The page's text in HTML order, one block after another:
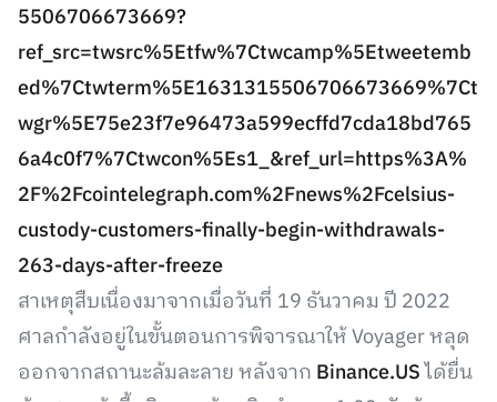
5506706673669?
ref_src=twsrc%5Etfw%7Ctwcamp%5Etweetemb
ed%7Ctwterm%5E1631315506706673669%7Ct
wgr%5E75e23f7e96473a599ecffd7cda18bd765
6a4c0f7%7Ctwcon%5Es1_&ref_url=https%3A%
2F%2Fcointelegraph.com%2Fnews%2Fcelsius-
custody-customers-finally-begin-withdrawals-
263-days-after-freeze
สาเหตุสืบเนื่องมาจากเมื่อวันที่ 19 ธันวาคม ปี 2022
ศาลกำลังอยู่ในขั้นตอนการพิจารณาให้ Voyager หลุด
ออกจากสถานะล้มละลาย หลังจาก Binance.USได้ยื่น